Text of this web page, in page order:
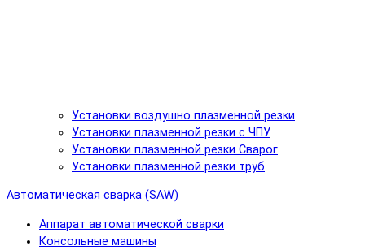
Установки воздушно плазменной резки
Установки плазменной резки с ЧПУ
Установки плазменной резки Сварог
Установки плазменной резки труб
Автоматическая сварка (SAW)
Аппарат автоматической сварки
Консольные машины